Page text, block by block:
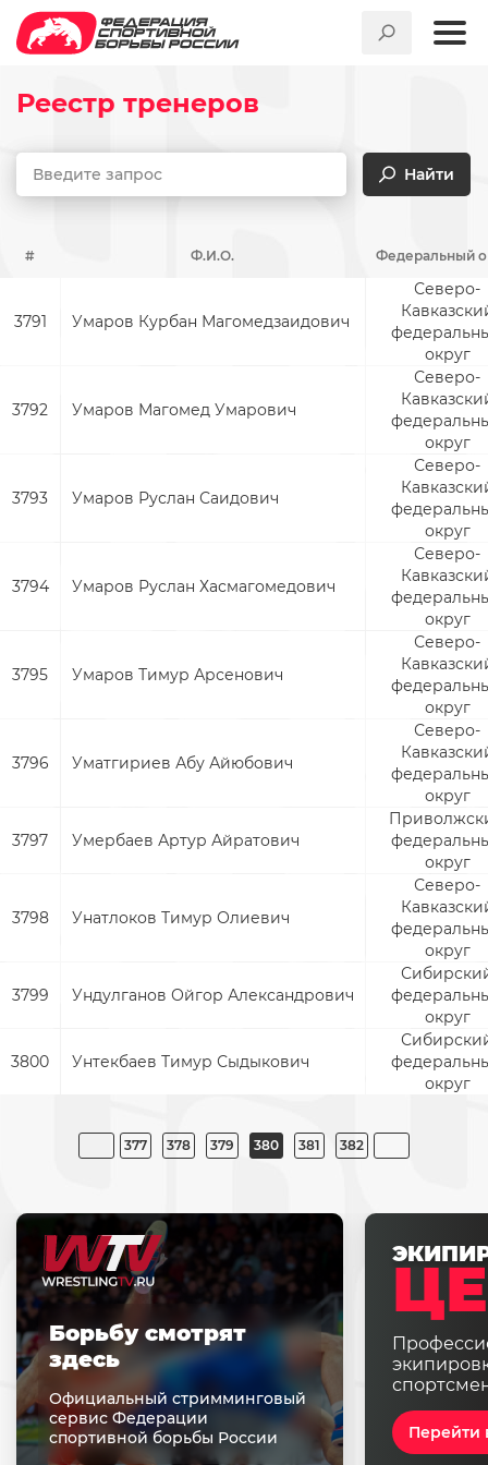
Реестр тренеров
Найти
# Ф.И.О. Федеральный
3791 Умаров Курбан Магомедзаидович
Северо-
округ
3792 Умаров Магомед Умарович
Северо-
округ
3793 Умаров Руслан Саидович
Северо-
округ
3794 Умаров Руслан Хасмагомедович
Северо-
округ
3795 Умаров Тимур Арсенович
Северо-
округ
3796 Уматгириев Абу Айюбович
Северо-
округ
3797 Умербаев Артур Айратович
округ
3798 Унатлоков Тимур Олиевич
Северо-
округ
3799 Ундулганов Ойгор Александрович
округ
3800 Унтекбаев Тимур Сыдыкович
округ
377 378 379 380 381 382
Перейти
Борьбу смотрят
здесь
Официальный стримминговый
сервис Федерации
спортивной борьбы России